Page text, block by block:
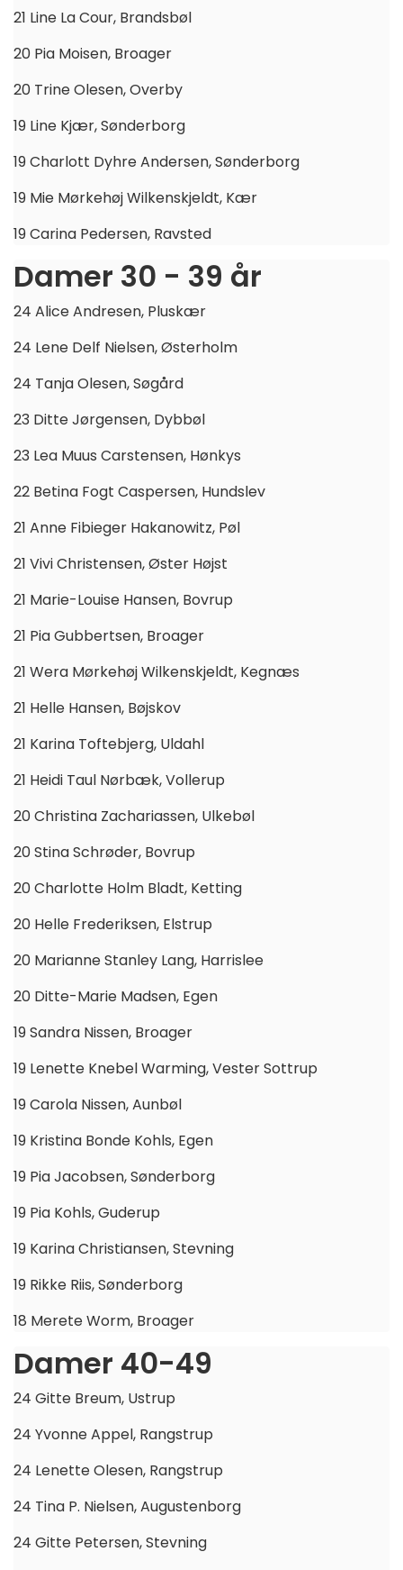
21 Line La Cour, Brandsbøl
20 Pia Moisen, Broager
20 Trine Olesen, Overby
19 Line Kjær, Sønderborg
19 Charlott Dyhre Andersen, Sønderborg
19 Mie Mørkehøj Wilkenskjeldt, Kær
19 Carina Pedersen, Ravsted
Damer 30 - 39 år
24 Alice Andresen, Pluskær
24 Lene Delf Nielsen, Østerholm
24 Tanja Olesen, Søgård
23 Ditte Jørgensen, Dybbøl
23 Lea Muus Carstensen, Hønkys
22 Betina Fogt Caspersen, Hundslev
21 Anne Fibieger Hakanowitz, Pøl
21 Vivi Christensen, Øster Højst
21 Marie-Louise Hansen, Bovrup
21 Pia Gubbertsen, Broager
21 Wera Mørkehøj Wilkenskjeldt, Kegnæs
21 Helle Hansen, Bøjskov
21 Karina Toftebjerg, Uldahl
21 Heidi Taul Nørbæk, Vollerup
20 Christina Zachariassen, Ulkebøl
20 Stina Schrøder, Bovrup
20 Charlotte Holm Bladt, Ketting
20 Helle Frederiksen, Elstrup
20 Marianne Stanley Lang, Harrislee
20 Ditte-Marie Madsen, Egen
19 Sandra Nissen, Broager
19 Lenette Knebel Warming, Vester Sottrup
19 Carola Nissen, Aunbøl
19 Kristina Bonde Kohls, Egen
19 Pia Jacobsen, Sønderborg
19 Pia Kohls, Guderup
19 Karina Christiansen, Stevning
19 Rikke Riis, Sønderborg
18 Merete Worm, Broager
Damer 40-49
24 Gitte Breum, Ustrup
24 Yvonne Appel, Rangstrup
24 Lenette Olesen, Rangstrup
24 Tina P. Nielsen, Augustenborg
24 Gitte Petersen, Stevning